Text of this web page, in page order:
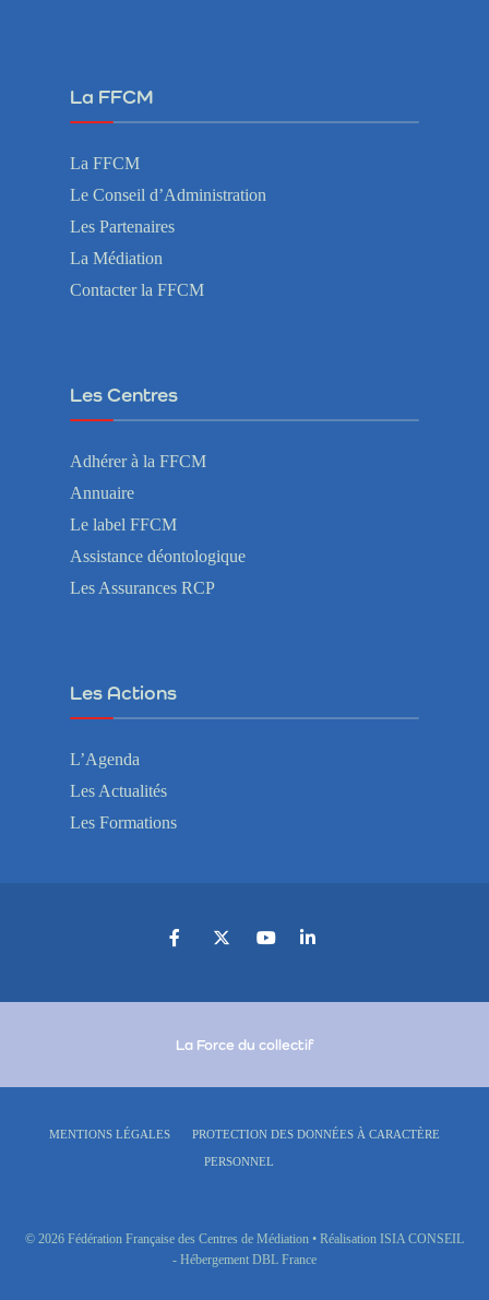
La FFCM
La FFCM
Le Conseil d’Administration
Les Partenaires
La Médiation
Contacter la FFCM
Les Centres
Adhérer à la FFCM
Annuaire
Le label FFCM
Assistance déontologique
Les Assurances RCP
Les Actions
L’Agenda
Les Actualités
Les Formations
La Force du collectif
MENTIONS LÉGALES PROTECTION DES DONNÉES À CARACTÈRE
PERSONNEL
© 2026 Fédération Française des Centres de Médiation • Réalisation ISIA CONSEIL
- Hébergement DBL France